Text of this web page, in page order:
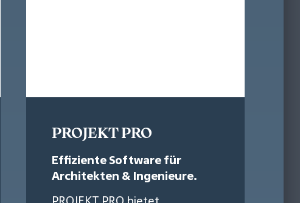
PROJEKT PRO
Effiziente Software für
Architekten & Ingenieure.